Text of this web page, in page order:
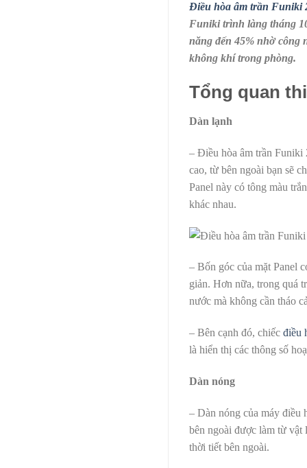
Điều hòa âm trần Funiki
Funiki trình làng tháng
năng đến 45% nhờ công
không khí trong phòng.
Tổng quan
Dàn lạnh
– Điều hòa âm trần Funiki
cao, từ bên ngoài bạn sẽ
Panel này có tông màu
khác nhau.
– Bốn góc của mặt Panel
giản. Hơn nữa, trong quá
nước mà không cần tháo
– Bên cạnh đó, chiếc điều
là hiển thị các thông số
Dàn nóng
– Dàn nóng của máy điều
bên ngoài được làm từ vật
thời tiết bên ngoài.